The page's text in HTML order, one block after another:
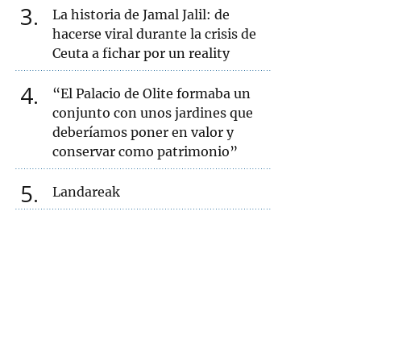
3
La historia de Jamal Jalil: de
hacerse viral durante la crisis de
Ceuta a fichar por un reality
4
“El Palacio de Olite formaba un
conjunto con unos jardines que
deberíamos poner en valor y
conservar como patrimonio”
5 Landareak